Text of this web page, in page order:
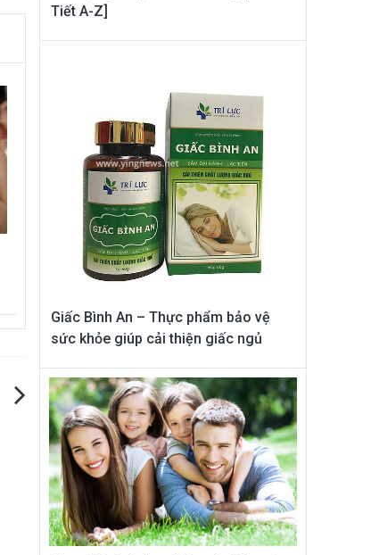
Tiết A-Z]
Giấc Bình An – Thực phẩm bảo vệ
sức khỏe giúp cải thiện giấc ngủ